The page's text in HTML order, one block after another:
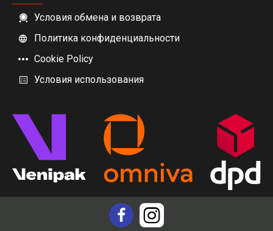
Условия обмена и возврата
Политика конфиденциальности
Cookie Policy
Условия использования